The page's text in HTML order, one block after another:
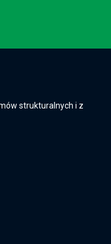
strukturalnych i z